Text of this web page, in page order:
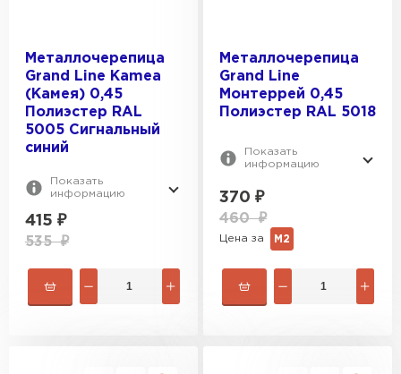
Металлочерепица
Grand Line Kamea
(Камея) 0,45
Полиэстер RAL
5005 Сигнальный
синий
Показать
информацию
415 ₽
535₽
Металлочерепица
Grand Line
Монтеррей 0,45
Полиэстер RAL 5018
Показать
информацию
370 ₽
460₽
Цена за М2